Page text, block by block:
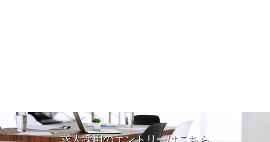
求人採用のエントリーはこちら